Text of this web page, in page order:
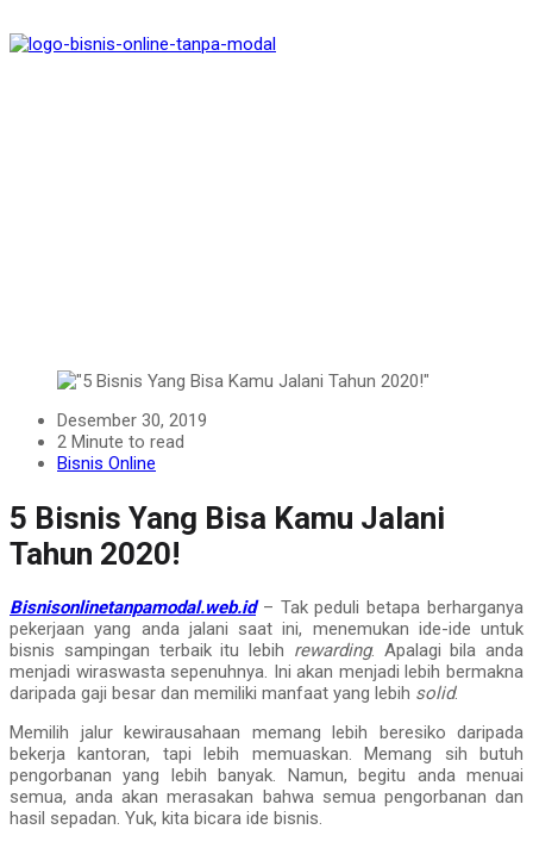
Desember 30, 2019
2 Minute to read
Bisnis Online
5 Bisnis Yang Bisa Kamu Jalani
Tahun 2020!
Bisnisonlinetanpamodal.web.id– Tak peduli betapa berharganya
pekerjaan yang anda jalani saat ini, menemukan ide-ide untuk
bisnis sampingan terbaik itu lebih rewarding. Apalagi bila anda
menjadi wiraswasta sepenuhnya. Ini akan menjadi lebih bermakna
daripada gaji besar dan memiliki manfaat yang lebih solid.
Memilih jalur kewirausahaan memang lebih beresiko daripada
bekerja kantoran, tapi lebih memuaskan. Memang sih butuh
pengorbanan yang lebih banyak. Namun, begitu anda menuai
semua, anda akan merasakan bahwa semua pengorbanan dan
hasil sepadan. Yuk, kita bicara ide bisnis.